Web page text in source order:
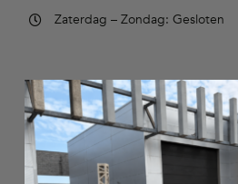
Zaterdag – Zondag: Gesloten